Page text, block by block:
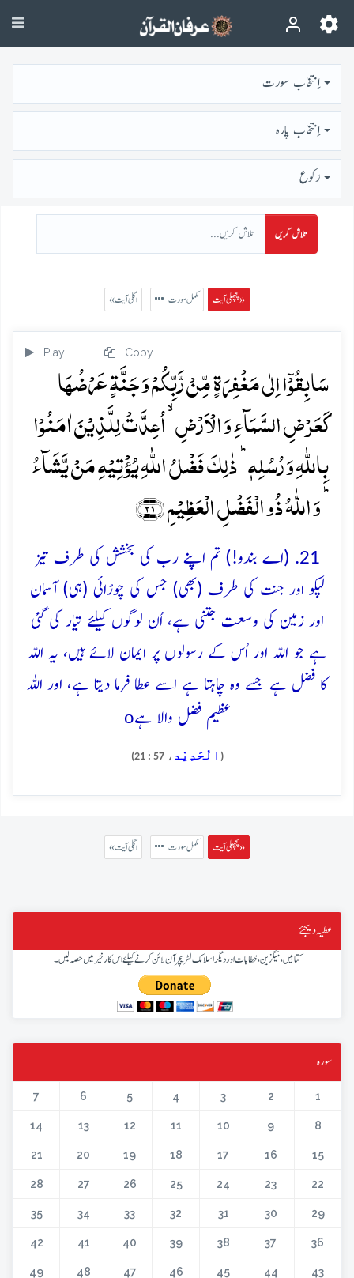
اِنتخاب سورت
اِنتخاب پارہ
رُكوع
تلاش کریں
پچھلی آیت » مکمل سورت « اگلی آیت
Play Copy
سَابِقُوۡۤا اِلٰی مَغۡفِرَۃٍ مِّنۡ رَّبِّکُمۡ وَ جَنَّۃٍ عَرۡضُہَا
کَعَرۡضِ السَّمَآءِ وَ الۡاَرۡضِ ۙ اُعِدَّتۡ لِلَّذِیۡنَ اٰمَنُوۡا
بِاللّٰہِ وَ رُسُلِہٖ ؕ ذٰلِکَ فَضۡلُ اللّٰہِ یُؤۡتِیۡہِ مَنۡ یَّشَآءُ
ؕ وَ اللّٰہُ ذُو الۡفَضۡلِ الۡعَظِیۡمِ ﴿۲۱﴾
21. (اے بندو!) تم اپنے رب کی بخشش کی طرف تیز
لپکو اور جنت کی طرف (بھی) جس کی چوڑائی (ہی) آسمان
اور زمین کی وسعت جتنی ہے، اُن لوگوں کیلئے تیار کی گئی
ہے جو اللہ اور اُس کے رسولوں پر ایمان لائے ہیں، یہ اللہ
کا فضل ہے جسے وہ چاہتا ہے اسے عطا فرما دیتا ہے، اور اللہ
عظیم فضل والا ہےo
( الْحَدِيْد ، 57 : 21)
پچھلی آیت » مکمل سورت « اگلی آیت
عطیہ دیجئے
کتابیں، میگزین، خطابات اور دیگر اسلامک لٹریچر آن لائن کرنے کیلئے اس کار خیر میں حصہ لیں۔
سورہ
1
2
3
4
5
6
7
8
9
10
11
12
13
14
15
16
17
18
19
20
21
22
23
24
25
26
27
28
29
30
31
32
33
34
35
36
37
38
39
40
41
42
43
44
45
46
47
48
49